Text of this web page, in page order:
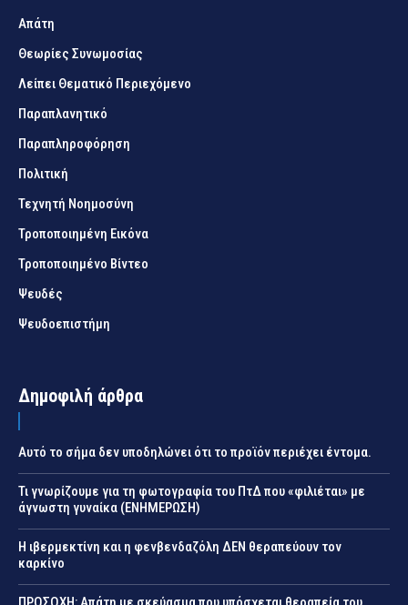
Απάτη
Θεωρίες Συνωμοσίας
Λείπει Θεματικό Περιεχόμενο
Παραπλανητικό
Παραπληροφόρηση
Πολιτική
Τεχνητή Νοημοσύνη
Τροποποιημένη Εικόνα
Τροποποιημένο Βίντεο
Ψευδές
Ψευδοεπιστήμη
Δημοφιλή άρθρα
Αυτό το σήμα δεν υποδηλώνει ότι το προϊόν περιέχει έντομα.
Τι γνωρίζουμε για τη φωτογραφία του ΠτΔ που «φιλιέται» με
άγνωστη γυναίκα (ΕΝΗΜΕΡΩΣΗ)
Η ιβερμεκτίνη και η φενβενδαζόλη ΔΕΝ θεραπεύουν τον
καρκίνο